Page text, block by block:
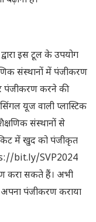
इस टूल के उपयोग
संस्थानों में पंजीकरण
पंजीकरण करने की
यूज वाली प्लास्टिक
संस्थानों से
में खुद को पंजीकृत
bit.ly/SVP2024
करा सकते हैं। अभी
पंजीकरण कराया